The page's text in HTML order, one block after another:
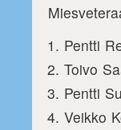
Pentti
Toivo
Pentti
Veikko